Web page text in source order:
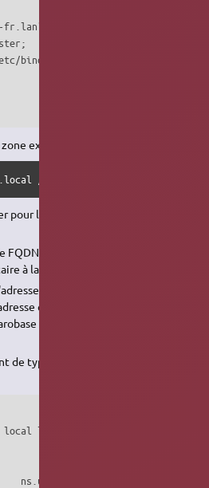
IN {
bind/db.ubuntu-fr.lan";
existante comme modèle :
/etc/bind/db.ubuntu-fr.lan
pour la zone (/etc/bind/db.ubuntu-
de votre serveur, en laissant
à la fin.
IP du serveur de nom et
email valide, mais avec un
"@". Laisser également le
de type hôte A pour le serveur de
loopback interface
ns.ubuntu-fr.lan. admin.ubuntu-